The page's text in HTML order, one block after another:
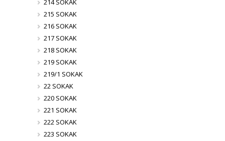
214 SOKAK
215 SOKAK
216 SOKAK
217 SOKAK
218 SOKAK
219 SOKAK
219/1 SOKAK
22 SOKAK
220 SOKAK
221 SOKAK
222 SOKAK
223 SOKAK